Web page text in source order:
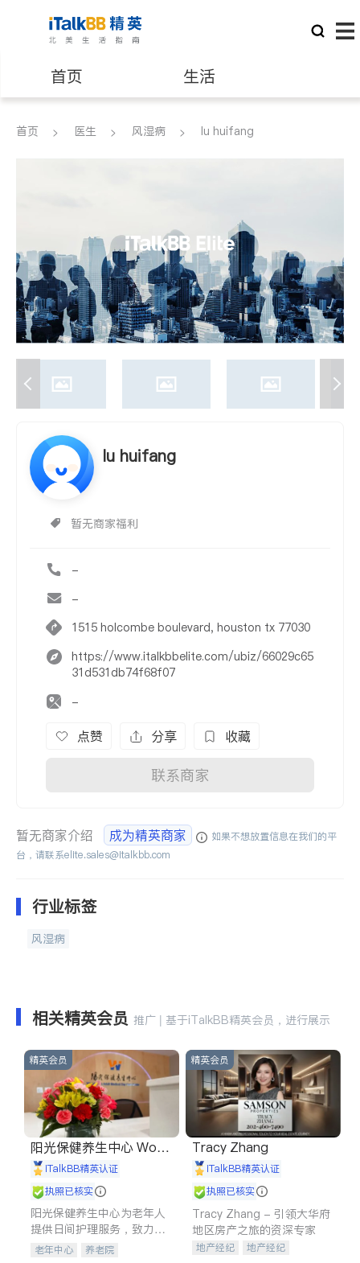
首页 生活
医生 律师
养老 非盈利组织
首页 医生 风湿病 lu huifang
lu huifang
暂无商家福利
-
-
1515 holcombe boulevard, houston tx 77030
https://www.italkbbelite.com/ubiz/66029c65
31d531db74f68f07
-
点赞 分享 收藏
联系商家
暂无商家介绍 成为精英商家
如果不想放置信息在我们的平
台，请联系elite.sales@italkbb.com
行业标签
风湿病
相关精英会员 推广 | 基于iTalkBB精英会员，进行展示
精英会员
阳光保健养生中心 World
shine
iTalkBB精英认证
执照已核实
阳光保健养生中心为老年人
提供日间护理服务，致力于
通过持续的护理创新来有效
老年中心 养老院
精英会员
Tracy Zhang
iTalkBB精英认证
执照已核实
Tracy Zhang - 引领大华府
地区房产之旅的资深专家
地产经纪
地产经纪